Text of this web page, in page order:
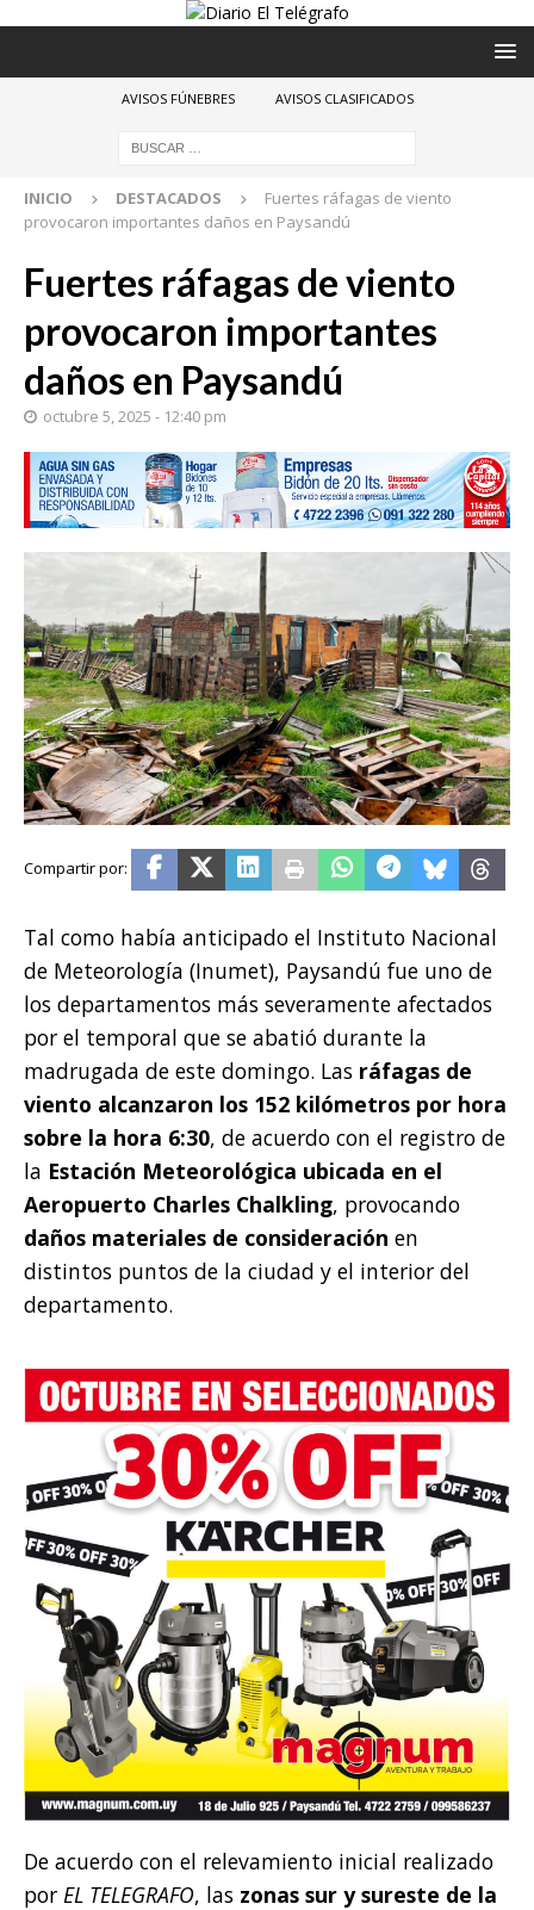
AVISOS FÚNEBRES AVISOS CLASIFICADOS
INICIO DESTACADOS
Fuertes ráfagas de viento
provocaron importantes daños en Paysandú
Fuertes ráfagas de viento
provocaron importantes
daños en Paysandú
octubre 5, 2025 - 12:40 pm
Tal como había anticipado el Instituto Nacional
de Meteorología (Inumet), Paysandú fue uno de
los departamentos más severamente afectados
por el temporal que se abatió durante la
madrugada de este domingo. Las ráfagas de
viento alcanzaron los 152 kilómetros por hora
sobre la hora 6:30, de acuerdo con el registro de
la Estación Meteorológica ubicada en el
Aeropuerto Charles Chalkling, provocando
daños materiales de consideración en
distintos puntos de la ciudad y el interior del
departamento.
De acuerdo con el relevamiento inicial realizado
por EL TELEGRAFO, las zonas sur y sureste de la